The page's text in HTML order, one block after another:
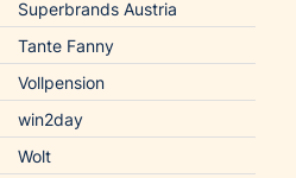
Superbrands Austria
Tante Fanny
Vollpension
win2day
Wolt